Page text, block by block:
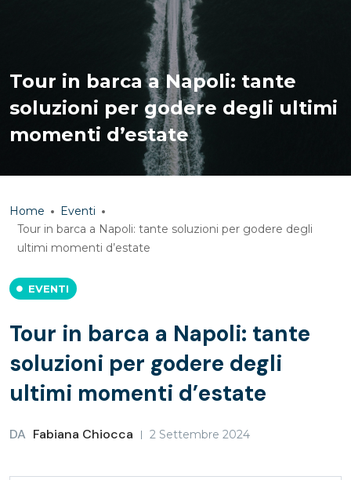
Tour in barca a Napoli: tante
soluzioni per godere degli ultimi
momenti d’estate
Home
Eventi
Tour in barca a Napoli: tante soluzioni per godere degli
ultimi momenti d’estate
EVENTI
Tour in barca a Napoli: tante
soluzioni per godere degli
ultimi momenti d’estate
DA Fabiana Chiocca 2 Settembre 2024